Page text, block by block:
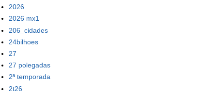
2026
2026 mx1
206_cidades
24bilhoes
27
27 polegadas
2ª temporada
2t26